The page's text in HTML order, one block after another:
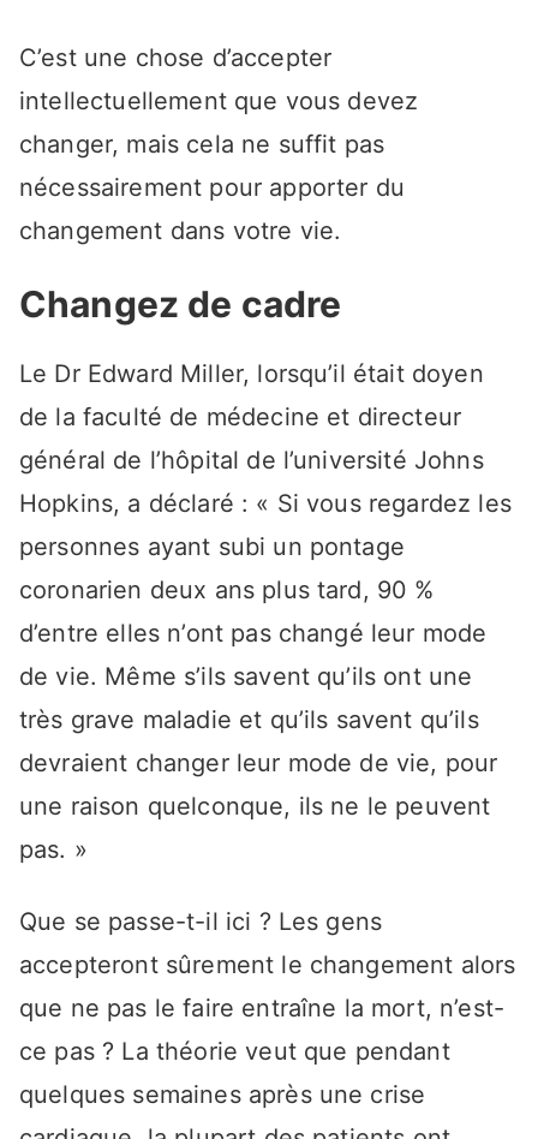
C’est une chose d’accepter
intellectuellement que vous devez
changer, mais cela ne suffit pas
nécessairement pour apporter du
changement dans votre vie.
Changez de cadre
Le Dr Edward Miller, lorsqu’il était doyen
de la faculté de médecine et directeur
général de l’hôpital de l’université Johns
Hopkins, a déclaré : « Si vous regardez les
personnes ayant subi un pontage
coronarien deux ans plus tard, 90 %
d’entre elles n’ont pas changé leur mode
de vie. Même s’ils savent qu’ils ont une
très grave maladie et qu’ils savent qu’ils
devraient changer leur mode de vie, pour
une raison quelconque, ils ne le peuvent
pas. »
Que se passe-t-il ici ? Les gens
accepteront sûrement le changement alors
que ne pas le faire entraîne la mort, n’est-
ce pas ? La théorie veut que pendant
quelques semaines après une crise